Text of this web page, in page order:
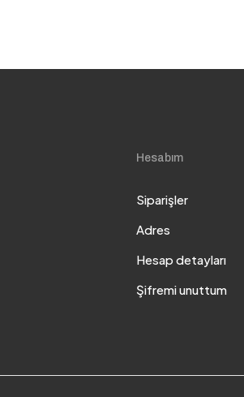
Hesabım
Siparişler
Adres
Hesap detayları
Şifremi unuttum